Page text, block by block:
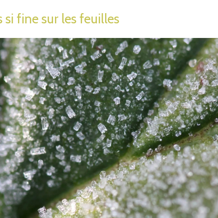
si fine sur les feuilles